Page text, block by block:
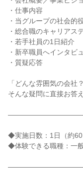
・仕事内容
・当グループの社会的
・総合職のキャリアス
・若手社員の1日紹介
・新卒職員へインタビ
・質疑応答
「どんな雰囲気の会社
そんな疑問に直接お答
◆実施日数：1日（約60
◆体験できる職種：一般